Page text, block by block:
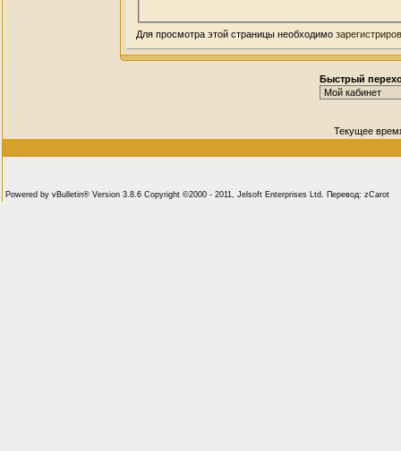
Для просмотра этой страницы необходимо
Быстрый
Текущее
Powered by vBulletin® Version 3.8.6 Copyright ©2000 - 2011, Jelsoft Enterprises Ltd. Перевод: zCarot